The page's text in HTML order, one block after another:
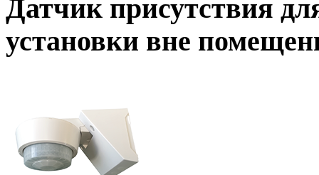
Датчик присутствия
установки вне